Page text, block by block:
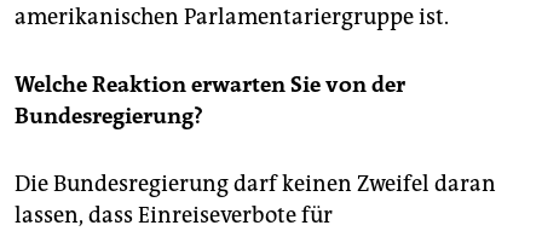
amerikanischen Parlamentariergruppe ist.
Welche Reaktion erwarten Sie von der
Bundesregierung?
Die Bundesregierung darf keinen Zweifel daran
lassen, dass Einreiseverbote für